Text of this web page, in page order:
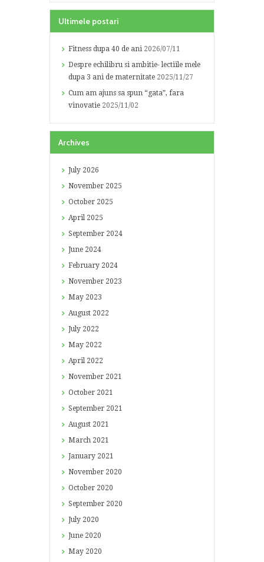
Ultimele postari
Fitness dupa 40 de ani 2026/07/11
Despre echilibru si ambitie- lectiile mele
dupa 3 ani de maternitate 2025/11/27
Cum am ajuns sa spun “gata”, fara
vinovatie 2025/11/02
Archives
July 2026
November 2025
October 2025
April 2025
September 2024
June 2024
February 2024
November 2023
May 2023
August 2022
July 2022
May 2022
April 2022
November 2021
October 2021
September 2021
August 2021
March 2021
January 2021
November 2020
October 2020
September 2020
July 2020
June 2020
May 2020